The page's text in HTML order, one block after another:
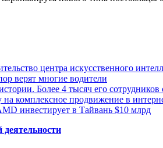
центра искусственного
верят многие водители
Более 4 тысяч его
комплексное продвижение в
инвестирует в Тайвань $10 млрд